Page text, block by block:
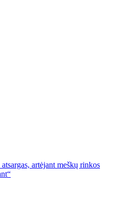
artėjant meškų rinkos